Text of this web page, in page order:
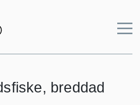
breddad